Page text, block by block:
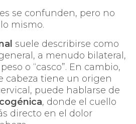
se confunden, pero no
mismo.
suele describirse como
a menudo bilateral,
o “casco”. En cambio,
cabeza tiene un origen
puede hablarse de
, donde el cuello
directo en el dolor